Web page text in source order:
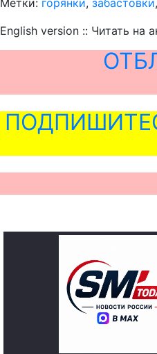
English version :: Читать на